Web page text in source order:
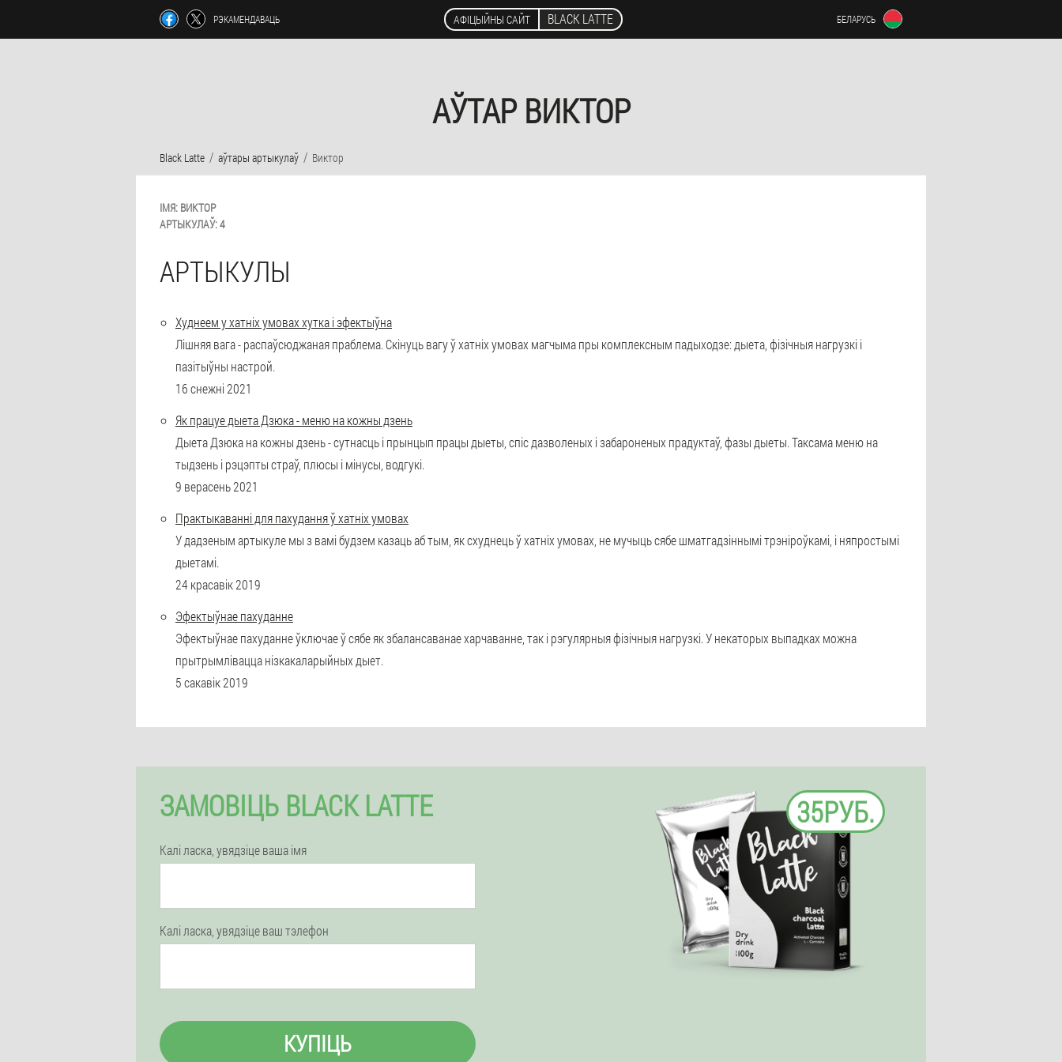
РЭКАМЕНДАВАЦЬ АФІЦЫЙНЫ САЙТ BLACK LATTE БЕЛАРУСЬ
АЎТАР ВИКТОР
Black Latte аўтары артыкулаў Виктор
ІМЯ: ВИКТОР
АРТЫКУЛАЎ:4
АРТЫКУЛЫ
Худнеем у хатніх умовах хутка і эфектыўна
Лішняя вага - распаўсюджаная праблема. Скінуць вагу ў хатніх умовах магчыма пры комплексным падыходзе: дыета, фізічныя нагрузкі і
пазітыўны настрой.
16 снежні 2021
Як працуе дыета Дзюка - меню на кожны дзень
Дыета Дзюка на кожны дзень - сутнасць і прынцып працы дыеты, спіс дазволеных і забароненых прадуктаў, фазы дыеты. Таксама меню на
тыдзень і рэцэпты страў, плюсы і мінусы, водгукі.
9 верасень 2021
Практыкаванні для пахудання ў хатніх умовах
У дадзеным артыкуле мы з вамі будзем казаць аб тым, як схуднець ў хатніх умовах, не мучыць сябе шматгадзіннымі трэніроўкамі, і няпростымі
дыетамі.
24 красавік 2019
Эфектыўнае пахуданне
Эфектыўнае пахуданне ўключае ў сябе як збалансаванае харчаванне, так і рэгулярныя фізічныя нагрузкі. У некаторых выпадках можна
прытрымлівацца нізкакаларыйных дыет.
5 сакавік 2019
ЗАМОВІЦЬ BLACK LATTE
Калі ласка, увядзіце ваша імя
Калі ласка, увядзіце ваш тэлефон
КУПІЦЬ
35РУБ.